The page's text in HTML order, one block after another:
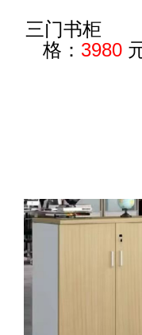
三门书柜
格： 3980